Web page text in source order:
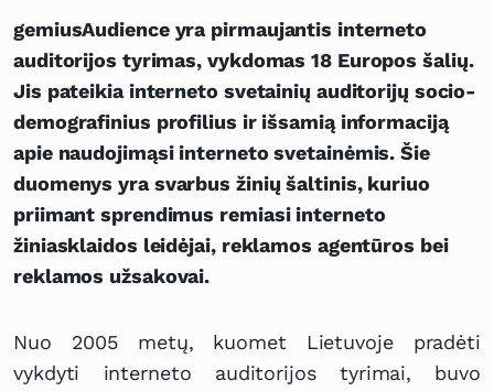
gemiusAudience yra pirmaujantis interneto
auditorijos tyrimas, vykdomas 18 Europos šalių.
Jis pateikia interneto svetainių auditorijų socio-
demografinius profilius ir išsamią informaciją
apie naudojimąsi interneto svetainėmis. Šie
duomenys yra svarbus žinių šaltinis, kuriuo
priimant sprendimus remiasi interneto
žiniasklaidos leidėjai, reklamos agentūros bei
reklamos užsakovai.
Nuo 2005 metų, kuomet Lietuvoje pradėti
vykdyti interneto auditorijos tyrimai, buvo